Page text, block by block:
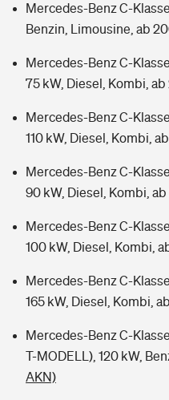
Mercedes-Benz C-
Benzin, Limousine, ab
Mercedes-Benz C-
75 kW, Diesel, Kombi,
Mercedes-Benz C-
110 kW, Diesel, Kombi,
Mercedes-Benz C-
90 kW, Diesel, Kombi,
Mercedes-Benz C-
100 kW, Diesel, Kombi,
Mercedes-Benz C-
165 kW, Diesel, Kombi,
Mercedes-Benz C-
T-MODELL), 120 kW,
AKN)